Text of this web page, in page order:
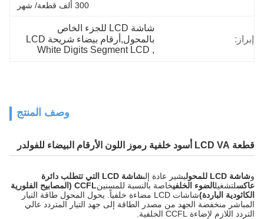
300 ألف قطعة/ شهر
إبراز:
بالمحول,أرقام بيضاء شريحة LCD
,
White Digits Segment LCD
وصف المنتج
قطعة LCD VA أسود خلفية رموز اللون الأرقام البيضاء للفولدر
وشاشة LCD للمحول يشير عادة إلى
شاشة LCD التي تتطلب دائرة
عاكسلتشغيلالضوء الخلفيخاصة بالنسبة للمسنين
CCFL (المصابيح الفلورية
الكاثودية الباردة)
شاشات LCD مضاءة خلفياً. يحول المحول طاقة التيار
المباشر منخفضة الجهد من مصدر الطاقة إلى جهد التيار المتردد عالي
التردد اللازم لإضاءة CCFL الخلفية.